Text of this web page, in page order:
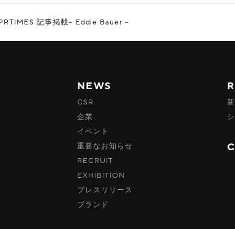
記事掲載– Eddie Bauer –
NEWS
CSR
企業
イベント
重要なお知らせ
RECRUIT
EXHIBITION
プレスリリース
ブランド